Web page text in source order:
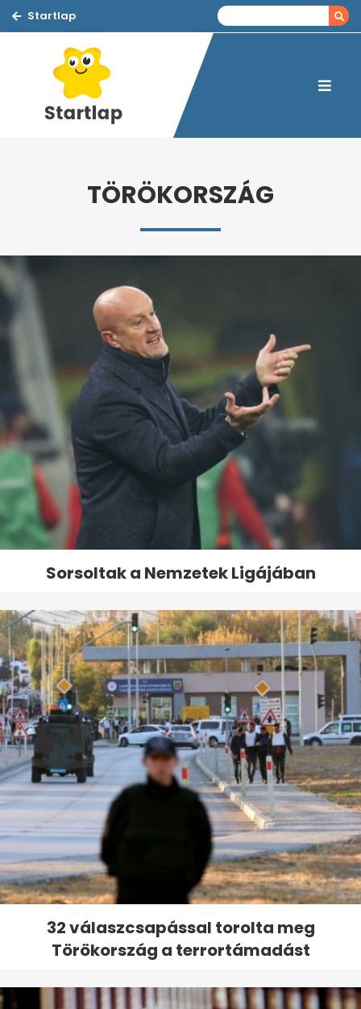
Startlap
TÖRÖKORSZÁG
Sorsoltak a Nemzetek Ligájában
32 válaszcsapással torolta meg
Törökország a terrortámadást